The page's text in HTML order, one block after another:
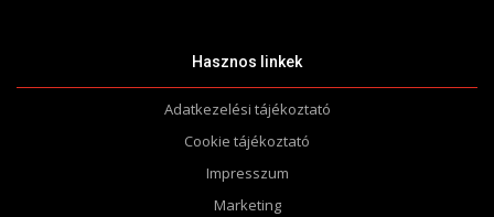
Hasznos linkek
Adatkezelési tájékoztató
Cookie tájékoztató
Impresszum
Marketing